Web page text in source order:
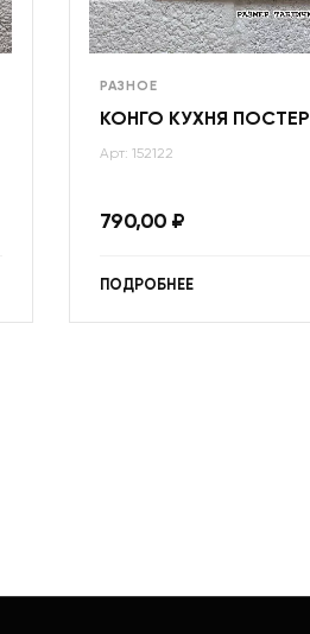
РАЗНОЕ
КОНГО КУХНЯ ПОСТЕР
Арт: 152122
790,00 ₽
ПОДРОБНЕЕ